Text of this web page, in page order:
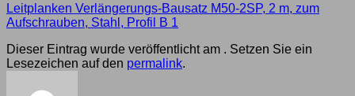
Leitplanken Verlängerungs-Bausatz M50-2SP, 2 m, zum
Aufschrauben, Stahl, Profil B 1
Dieser Eintrag wurde veröffentlicht am . Setzen Sie ein
Lesezeichen auf den permalink.